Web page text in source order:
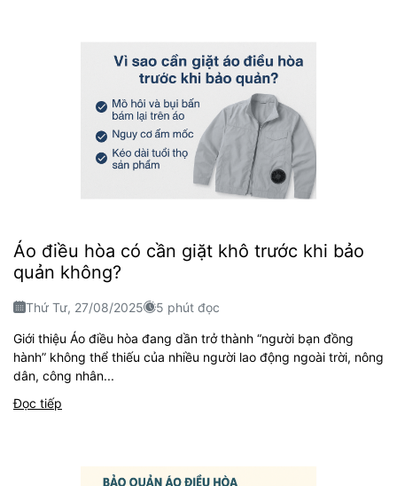
Áo điều hòa có cần giặt khô trước khi bảo
quản không?
Thứ Tư, 27/08/2025 5 phút đọc
Giới thiệu Áo điều hòa đang dần trở thành “người bạn đồng
hành” không thể thiếu của nhiều người lao động ngoài trời, nông
dân, công nhân...
Đọc tiếp